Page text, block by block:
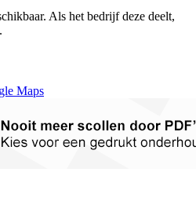
Als het bedrijf deze deelt,